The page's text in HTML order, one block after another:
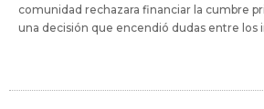
comunidad rechazara financiar la cumbre
una decisión que encendió dudas entre los